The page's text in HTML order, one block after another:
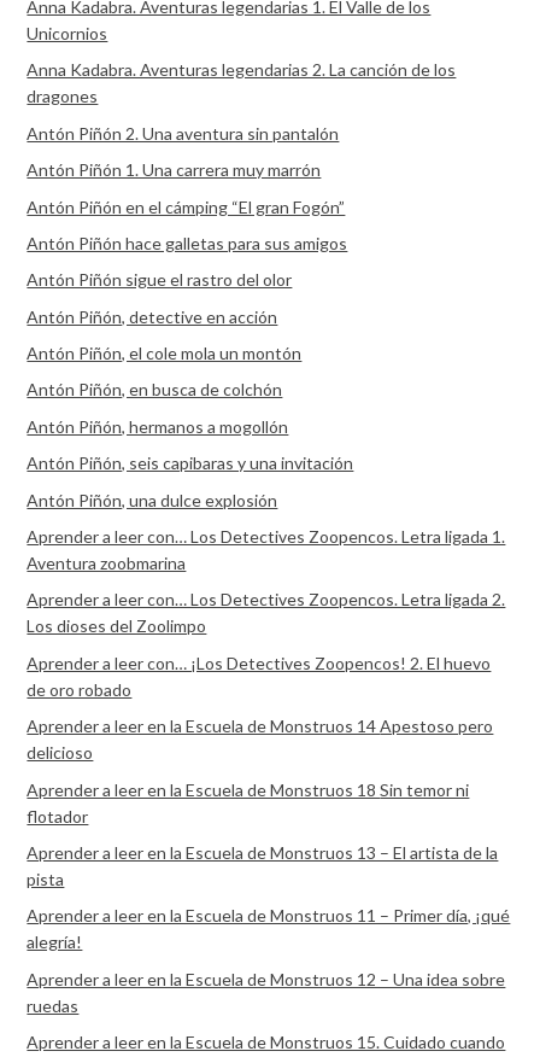
Anna Kadabra. Aventuras legendarias 1. El Valle de los
Unicornios
Anna Kadabra. Aventuras legendarias 2. La canción de los
dragones
Antón Piñón 2. Una aventura sin pantalón
Antón Piñón 1. Una carrera muy marrón
Antón Piñón en el cámping “El gran Fogón”
Antón Piñón hace galletas para sus amigos
Antón Piñón sigue el rastro del olor
Antón Piñón, detective en acción
Antón Piñón, el cole mola un montón
Antón Piñón, en busca de colchón
Antón Piñón, hermanos a mogollón
Antón Piñón, seis capibaras y una invitación
Antón Piñón, una dulce explosión
Aprender a leer con… Los Detectives Zoopencos. Letra ligada 1.
Aventura zoobmarina
Aprender a leer con… Los Detectives Zoopencos. Letra ligada 2.
Los dioses del Zoolimpo
Aprender a leer con… ¡Los Detectives Zoopencos! 2. El huevo
de oro robado
Aprender a leer en la Escuela de Monstruos 14 Apestoso pero
delicioso
Aprender a leer en la Escuela de Monstruos 18 Sin temor ni
flotador
Aprender a leer en la Escuela de Monstruos 13 – El artista de la
pista
Aprender a leer en la Escuela de Monstruos 11 – Primer día, ¡qué
alegría!
Aprender a leer en la Escuela de Monstruos 12 – Una idea sobre
ruedas
Aprender a leer en la Escuela de Monstruos 15. Cuidado cuando